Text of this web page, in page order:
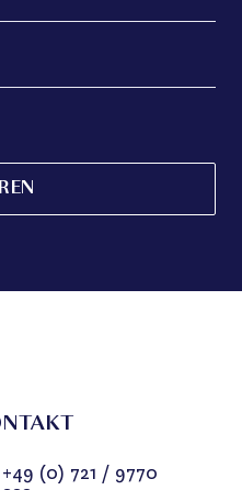
+49 (0) 721 / 9770